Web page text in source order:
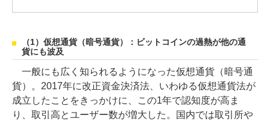
（1）仮想通貨（暗号通貨）：ビットコインの過熱が他の通
貨にも波及
一般にも広く知られるようになった仮想通貨（暗号通
貨）。2017年に改正資金決済法、いわゆる仮想通貨法が
成立したことをきっかけに、この1年で認知度が高ま
り、取引高とユーザー数が増大した。国内では取引所や